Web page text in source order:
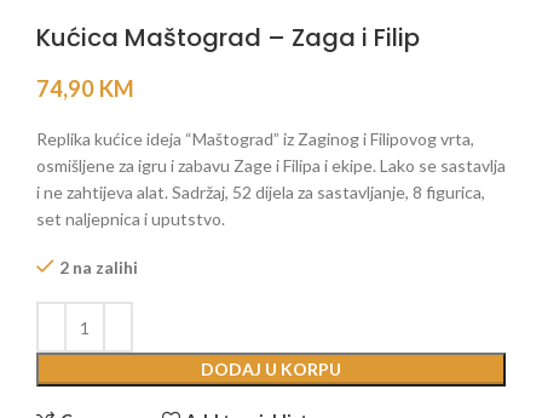
Kućica Maštograd – Zaga i Filip
74,90 KM
Replika kućice ideja “Maštograd” iz Zaginog i Filipovog vrta,
osmišljene za igru i zabavu Zage i Filipa i ekipe. Lako se sastavlja
i ne zahtijeva alat. Sadržaj, 52 dijela za sastavljanje, 8 figurica,
set naljepnica i uputstvo.
2 na zalihi
DODAJ U KORPU